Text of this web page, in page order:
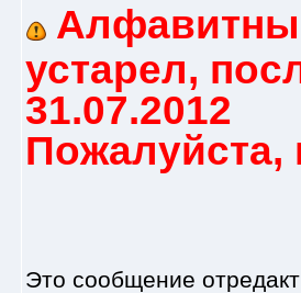
устарел,
31.07.2012
Пожалуйста,
Это сообщение